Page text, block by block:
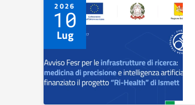
2026
10
Lug